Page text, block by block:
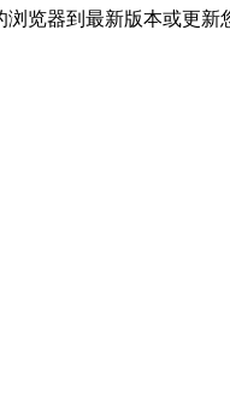
览器到最新版本或更新